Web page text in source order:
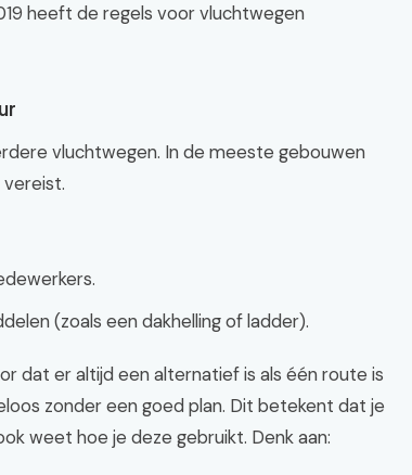
heeft de regels voor vluchtwegen
vluchtwegen. In de meeste gebouwen
vereist.
(zoals een dakhelling of ladder).
dat er altijd een alternatief is als één route is
zonder een goed plan. Dit betekent dat je
weet hoe je deze gebruikt. Denk aan: